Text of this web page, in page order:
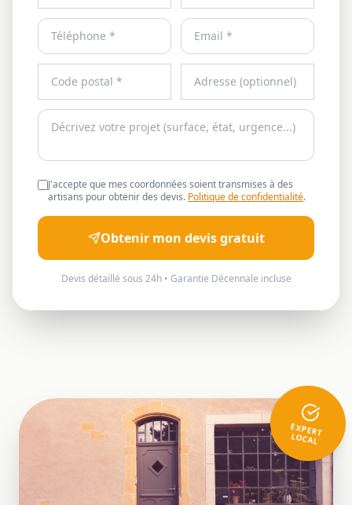
J'accepte que mes coordonnées soient transmises à des
artisans pour obtenir des devis. Politique de confidentialité.
Obtenir mon devis gratuit
Devis détaillé sous 24h • Garantie Décennale incluse
EXPERT
LOCAL